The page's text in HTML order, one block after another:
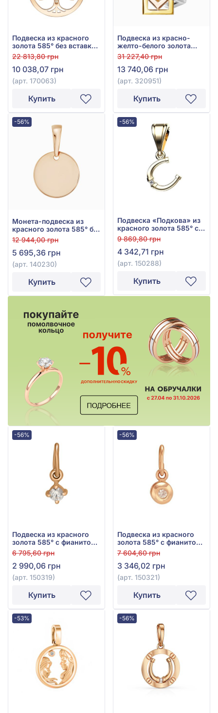
Подвеска из красного
золота 585° без вставки,
арт. 170063
22 813,80 грн
10 038,07 грн
(арт. 170063)
Купить
Подвеска из красно-
желто-белого золота
585°, без вставки, арт.
320951
31 227,40 грн
13 740,06 грн
(арт. 320951)
Купить
-56%
Монета-подвеска из
красного золота 585° без
вставки, арт. 140230
12 944,00 грн
5 695,36 грн
(арт. 140230)
Купить
-56%
Подвеска «Подкова» из
красного золота 585° с
фианитом, арт. 150288
9 869,80 грн
4 342,71 грн
(арт. 150288)
Купить
-56%
Подвеска из красного
золота 585° с фианитом
(куб. цирконий), арт.
150319
6 795,60 грн
2 990,06 грн
(арт. 150319)
Купить
-56%
Подвеска из красного
золота 585° с фианитом,
арт. 150321
7 604,60 грн
3 346,02 грн
(арт. 150321)
Купить
-53% -56%